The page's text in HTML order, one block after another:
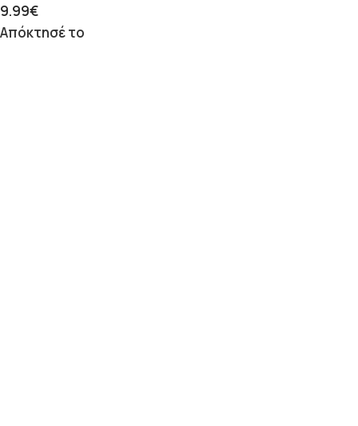
9.99€
Απόκτησέ το